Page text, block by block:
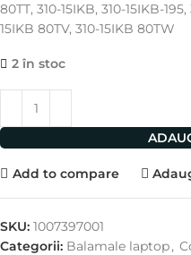
80TT, 310-15IKB, 310-15IKB-
15IKB 80TV, 310-15IKB 80TW
2 în stoc
Add to compare
SKU: 1007397001
Categorii: Balamale laptop,